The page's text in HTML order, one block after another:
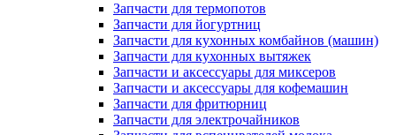
Запчасти для термопотов
Запчасти для йогуртниц
Запчасти для кухонных комбайнов (машин)
Запчасти для кухонных вытяжек
Запчасти и аксессуары для миксеров
Запчасти и аксессуары для кофемашин
Запчасти для фритюрниц
Запчасти для электрочайников